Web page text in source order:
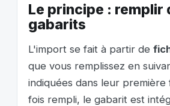
Le principe : remplir
gabarits
L'import se fait à partir de
que vous remplissez en
indiquées dans leur première
fois rempli, le gabarit est